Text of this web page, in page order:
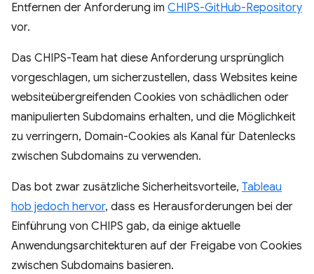
Entfernen der Anforderung im CHIPS-GitHub-Repository
vor.
Das CHIPS-Team hat diese Anforderung ursprünglich
vorgeschlagen, um sicherzustellen, dass Websites keine
websiteübergreifenden Cookies von schädlichen oder
manipulierten Subdomains erhalten, und die Möglichkeit
zu verringern, Domain-Cookies als Kanal für Datenlecks
zwischen Subdomains zu verwenden.
Das bot zwar zusätzliche Sicherheitsvorteile, Tableau
hob jedoch hervor, dass es Herausforderungen bei der
Einführung von CHIPS gab, da einige aktuelle
Anwendungsarchitekturen auf der Freigabe von Cookies
zwischen Subdomains basieren.